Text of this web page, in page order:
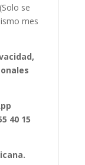
(Solo se
mes
40 15